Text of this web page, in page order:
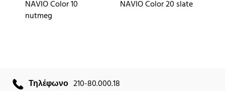
NAVIO Color 10
nutmeg
NAVIO Color 20 slate
Τηλέφωνο 210-80.000.18